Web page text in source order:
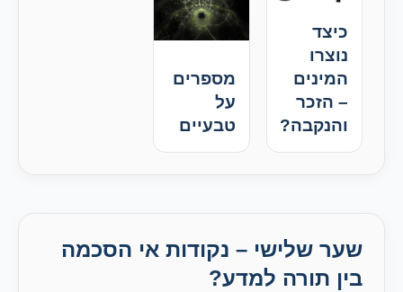
כיצד
נוצרו
המינים
– הזכר
והנקבה?
מספרים
על
טבעיים
שער שלישי – נקודות אי הסכמה
בין תורה למדע?